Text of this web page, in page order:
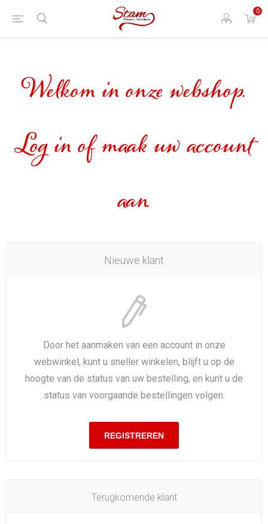
0
Welkom in onze webshop.
Log in of maak uw account
aan.
Nieuwe klant
Door het aanmaken van een account in onze
webwinkel, kunt u sneller winkelen, blijft u op de
hoogte van de status van uw bestelling, en kunt u de
status van voorgaande bestellingen volgen.
Terugkomende klant